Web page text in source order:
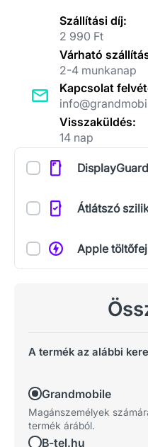
Szállítási díj:
2 990 Ft
Várható
2-4 munkanap
Kapcsolat
Visszaküldés:
14 nap
Kiegészítők
Átlátszó
Apple töltőfej
A termék az alábbi
Grandmobile
Magánszemélyek
termék árából.
B-tel.hu